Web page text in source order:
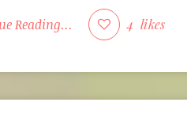
Reading... 4 likes